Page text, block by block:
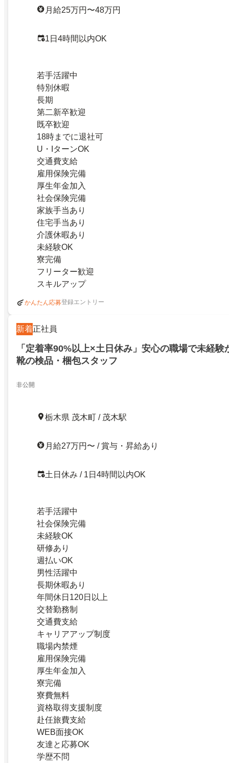
月給25万円〜48万円
1日4時間以内OK
若手活躍中
特別休暇
長期
第二新卒歓迎
既卒歓迎
18時までに退社可
U・IターンOK
交通費支給
雇用保険完備
厚生年金加入
社会保険完備
家族手当あり
住宅手当あり
介護休暇あり
未経験OK
寮完備
フリーター歓迎
スキルアップ
かんたん応募登録エントリー
新着正社員
「定着率90%以上×土日休み」安心の職場で未経験
靴の検品・梱包スタッフ
非公開
栃木県 茂木町 / 茂木駅
月給27万円〜 / 賞与・昇給あり
土日休み / 1日4時間以内OK
若手活躍中
社会保険完備
未経験OK
研修あり
週払いOK
男性活躍中
長期休暇あり
年間休日120日以上
交替勤務制
交通費支給
キャリアアップ制度
職場内禁煙
雇用保険完備
厚生年金加入
寮完備
寮費無料
資格取得支援制度
赴任旅費支給
WEB面接OK
友達と応募OK
学歴不問